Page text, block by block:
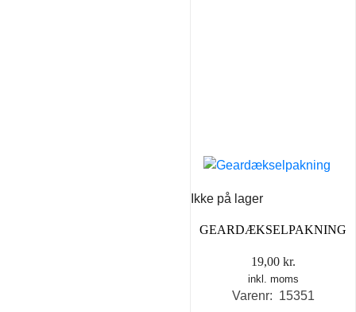
Ikke på lager
GEARDÆKSELPAKNING
19,00 kr.
inkl. moms
Varenr: 15351